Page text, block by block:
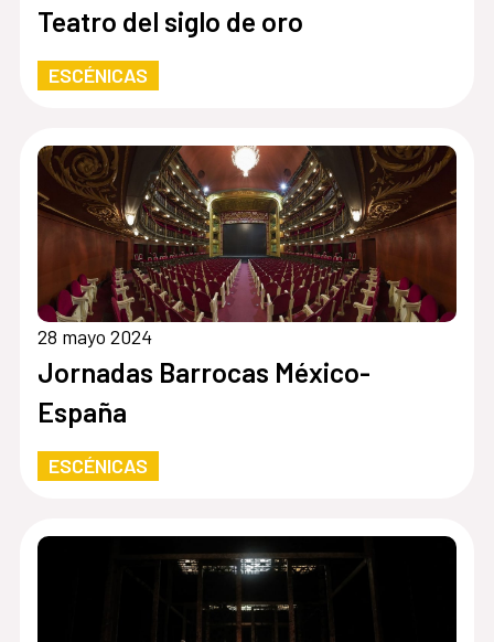
Teatro del siglo de oro
ESCÉNICAS
28 mayo 2024
Jornadas Barrocas México-
España
ESCÉNICAS